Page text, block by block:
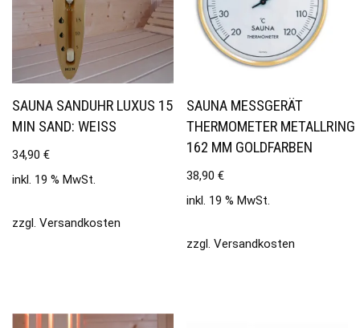
SAUNA SANDUHR LUXUS 15
MIN SAND: WEISS
34,90 €
inkl. 19 % MwSt.
zzgl. Versandkosten
SAUNA MESSGERÄT
THERMOMETER METALLRING
162 MM GOLDFARBEN
38,90€
inkl. 19 % MwSt.
zzgl.Versandkosten